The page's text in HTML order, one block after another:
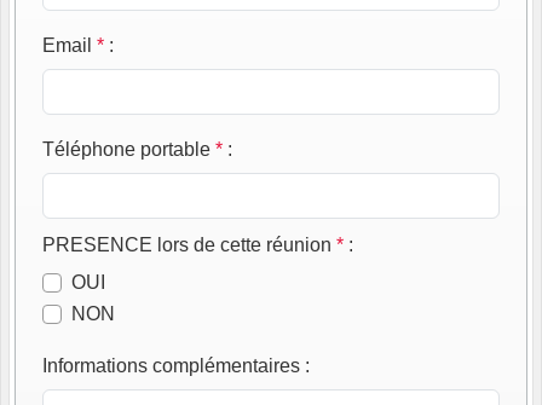
Email * :
Téléphone portable * :
PRESENCE lors de cette réunion * :
OUI
NON
Informations complémentaires :